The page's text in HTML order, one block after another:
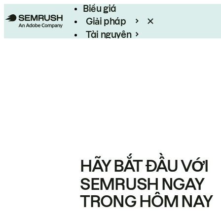
Biểu giá
Giải pháp
Tài nguyên
HÃY BẮT ĐẦU VỚI
SEMRUSH NGAY
TRONG HÔM NAY